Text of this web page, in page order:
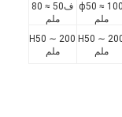
ф50 ≈ 100
ملم
ف50 ≈ 80
ملم
H50 ∼
ملم
H50 ∼ 200
ملم